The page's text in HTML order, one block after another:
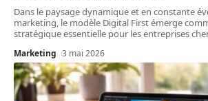
Dans le paysage dynamique et en constante
marketing, le modèle Digital First émerge
stratégique essentielle pour les entreprises
Marketing 3 mai 2026